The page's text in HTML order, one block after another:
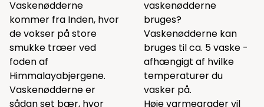
Vaskenødderne
kommer fra Inden, hvor
de vokser på store
smukke træer ved
foden af
Himmalayabjergene.
Vaskenødderne er
sådan set bær, hvor
vaskenødderne
bruges?
Vaskenødderne kan
bruges til ca. 5 vaske -
afhængigt af hvilke
temperaturer du
vasker på.
Høje varmegrader vil